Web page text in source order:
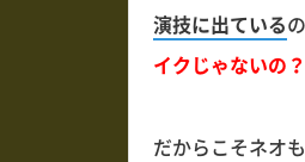
演技に出ている
イクじゃないの？
だからこそネオも